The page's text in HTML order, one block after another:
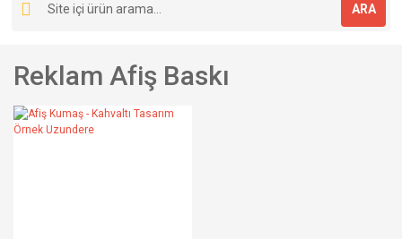
ARA
Reklam Afiş Baskı